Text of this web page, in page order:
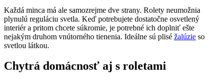
Každá minca má ale samozrejme dve strany. Rolety neumožnia
plynulú reguláciu svetla. Keď potrebujete dostatočne osvetlený
interiér a pritom chcete súkromie, je potrebné ich doplniť ešte
nejakým druhom vnútorného tienenia. Ideálne sú plisé žalúzie so
svetlou látkou.
Chytrá domácnosť aj s roletami